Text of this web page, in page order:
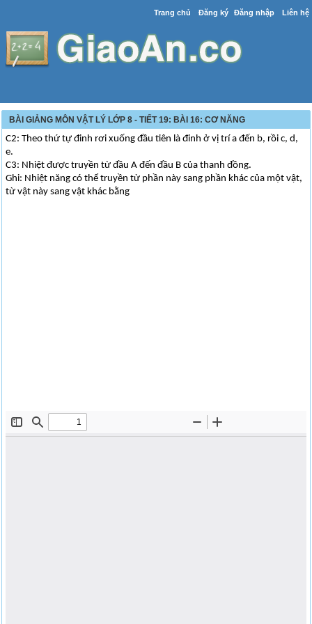
Trang chủ Đăng ký Đăng nhập Liên hệ
BÀI GIẢNG MÔN VẬT LÝ LỚP 8 - TIẾT 19: BÀI 16: CƠ NĂNG
C2: Theo thứ tự đinh rơi xuống đầu tiên là đinh ở vị trí a đến b, rồi c, d,
e.
C3: Nhiệt được truyền từ đầu A đến đầu B của thanh đồng.
Ghi: Nhiệt năng có thể truyền từ phần này sang phần khác của một vật,
từ vật này sang vật khác bằng